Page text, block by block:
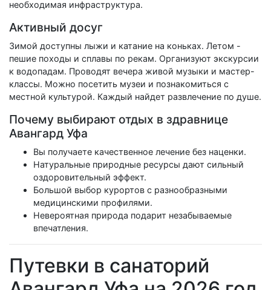
необходимая инфраструктура.
Активный досуг
Зимой доступны лыжи и катание на коньках. Летом -
пешие походы и сплавы по рекам. Организуют экскурсии
к водопадам. Проводят вечера живой музыки и мастер-
классы. Можно посетить музеи и познакомиться с
местной культурой. Каждый найдет развлечение по душе.
Почему выбирают отдых в здравнице
Авангард Уфа
Вы получаете качественное лечение без наценки.
Натуральные природные ресурсы дают сильный
оздоровительный эффект.
Большой выбор курортов с разнообразными
медицинскими профилями.
Невероятная природа подарит незабываемые
впечатления.
Путевки в санаторий